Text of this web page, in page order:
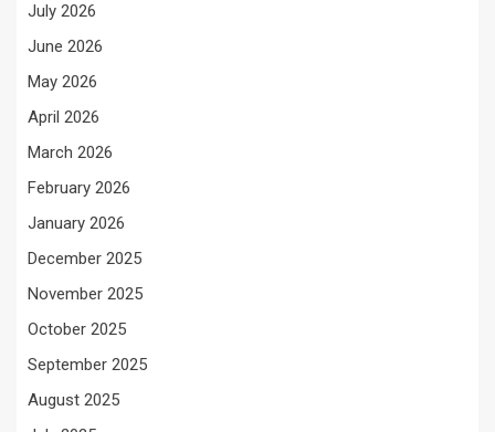
July 2026
June 2026
May 2026
April 2026
March 2026
February 2026
January 2026
December 2025
November 2025
October 2025
September 2025
August 2025